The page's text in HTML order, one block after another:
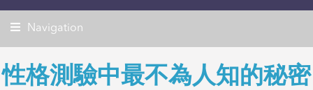
Navigation
性格測驗中最不為人知的秘密